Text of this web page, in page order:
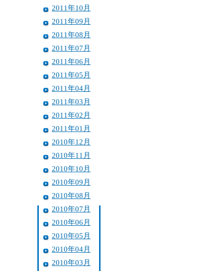
2011年10月
2011年09月
2011年08月
2011年07月
2011年06月
2011年05月
2011年04月
2011年03月
2011年02月
2011年01月
2010年12月
2010年11月
2010年10月
2010年09月
2010年08月
2010年07月
2010年06月
2010年05月
2010年04月
2010年03月